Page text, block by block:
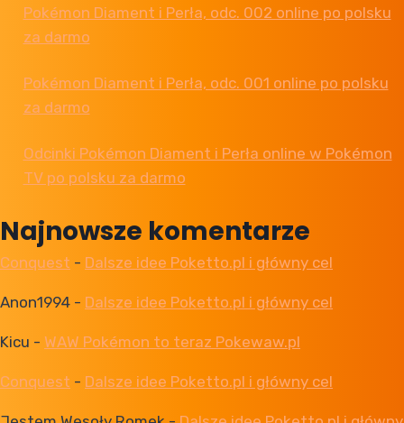
Pokémon Diament i Perła, odc. 002 online po polsku
za darmo
Pokémon Diament i Perła, odc. 001 online po polsku
za darmo
Odcinki Pokémon Diament i Perła online w Pokémon
TV po polsku za darmo
Najnowsze komentarze
Conquest - Dalsze idee Poketto.pl i główny cel
Anon1994 - Dalsze idee Poketto.pl i główny cel
Kicu - WAW Pokémon to teraz Pokewaw.pl
Conquest - Dalsze idee Poketto.pl i główny cel